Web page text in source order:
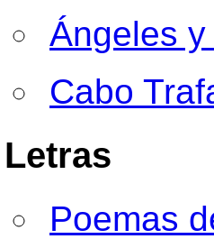
Ángeles
Cabo
Letras
Poemas